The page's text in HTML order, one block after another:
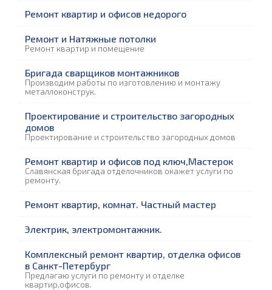
Ремонт квартир и офисов недорого
Ремонт и Натяжные потолки
Ремонт квартир и помещение
Бригада сварщиков монтажников
Производим работы по изготовлению и монтажу
металлоконструк.
Проектирование и строительство загородных
домов
Проектирование и строительство загородных домов
Ремонт квартир и офисов под ключ,Мастерок
Славянская бригада отделочников окажет услуги по
ремонту.
Ремонт квартир, комнат. Частный мастер
Электрик, электромонтажник.
Комплексный ремонт квартир, отделка офисов
в Санкт-Петербург
Предлагаю услуги по ремонту и отделке
квартир,офисов.